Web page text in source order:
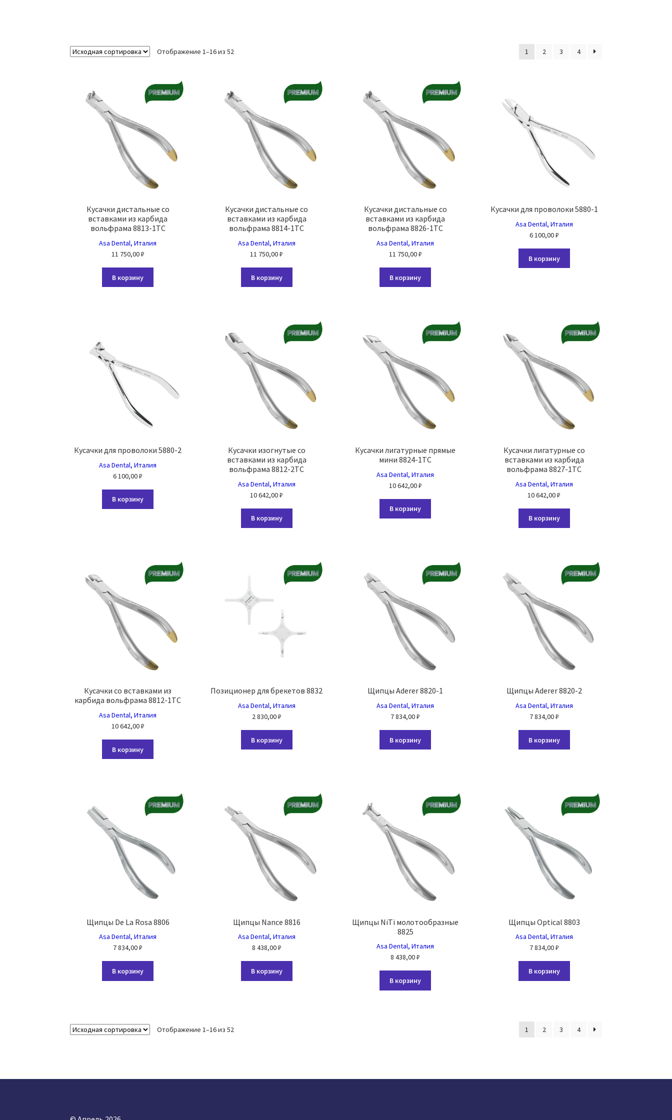
Отображение 1–16 из 52 1 2 3 4
Кусачки дистальные со
вставками из карбида
вольфрама 8813-1TC
Asa Dental, Италия
11 750,00₽
В корзину
Кусачки дистальные со
вставками из карбида
вольфрама 8814-1TC
Asa Dental, Италия
11 750,00₽
В корзину
Кусачки дистальные со
вставками из карбида
вольфрама 8826-1TC
Asa Dental, Италия
11 750,00₽
В корзину
Кусачки для проволоки 5880-1
Asa Dental, Италия
6 100,00₽
В корзину
Кусачки для проволоки 5880-2
Asa Dental, Италия
6 100,00₽
В корзину
Кусачки изогнутые со
вставками из карбида
вольфрама 8812-2TC
Asa Dental, Италия
10 642,00₽
В корзину
Кусачки лигатурные прямые
мини 8824-1TC
Asa Dental, Италия
10 642,00₽
В корзину
Кусачки лигатурные со
вставками из карбида
вольфрама 8827-1TC
Asa Dental, Италия
10 642,00₽
В корзину
Кусачки со вставками из
карбида вольфрама 8812-1TC
Asa Dental, Италия
10 642,00₽
В корзину
Позиционер для брекетов 8832
Asa Dental, Италия
2 830,00₽
В корзину
Щипцы Aderer 8820-1
Asa Dental, Италия
7 834,00₽
В корзину
Щипцы Aderer 8820-2
Asa Dental, Италия
7 834,00₽
В корзину
Щипцы De La Rosa 8806
Asa Dental, Италия
7 834,00₽
В корзину
Щипцы Nance 8816
Asa Dental, Италия
8 438,00₽
В корзину
Щипцы NiTi молотообразные
8825
Asa Dental, Италия
8 438,00₽
В корзину
Щипцы Optical 8803
Asa Dental, Италия
7 834,00₽
В корзину
Отображение 1–16 из 52 1 2 3 4